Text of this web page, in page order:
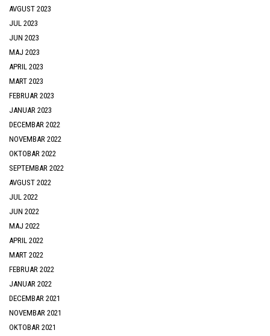
AVGUST 2023
JUL 2023
JUN 2023
MAJ 2023
APRIL 2023
MART 2023
FEBRUAR 2023
JANUAR 2023
DECEMBAR 2022
NOVEMBAR 2022
OKTOBAR 2022
SEPTEMBAR 2022
AVGUST 2022
JUL 2022
JUN 2022
MAJ 2022
APRIL 2022
MART 2022
FEBRUAR 2022
JANUAR 2022
DECEMBAR 2021
NOVEMBAR 2021
OKTOBAR 2021